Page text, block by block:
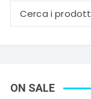
ON SALE